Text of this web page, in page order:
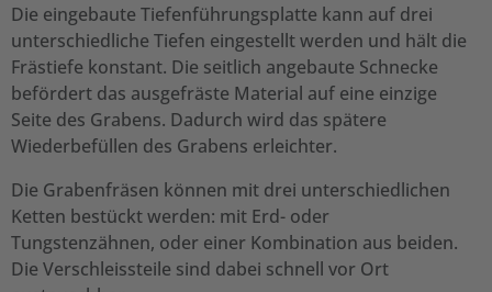
Die eingebaute Tiefenführungsplatte kann auf drei
unterschiedliche Tiefen eingestellt werden und hält die
Frästiefe konstant. Die seitlich angebaute Schnecke
befördert das ausgefräste Material auf eine einzige
Seite des Grabens. Dadurch wird das spätere
Wiederbefüllen des Grabens erleichter.
Die Grabenfräsen können mit drei unterschiedlichen
Ketten bestückt werden: mit Erd- oder
Tungstenzähnen, oder einer Kombination aus beiden.
Die Verschleissteile sind dabei schnell vor Ort